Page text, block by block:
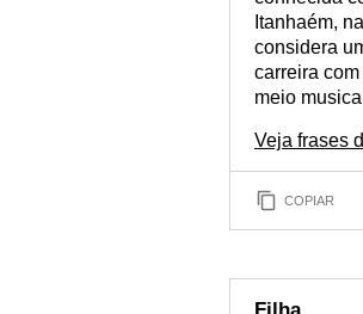
Itanhaém,
considera
carreira
meio
Veja frases
COPIAR